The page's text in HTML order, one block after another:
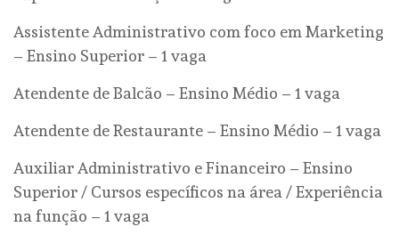
Assistente Administrativo com foco em Marketing
– Ensino Superior – 1 vaga
Atendente de Balcão – Ensino Médio – 1 vaga
Atendente de Restaurante – Ensino Médio – 1 vaga
Auxiliar Administrativo e Financeiro – Ensino
Superior / Cursos específicos na área / Experiência
na função – 1 vaga